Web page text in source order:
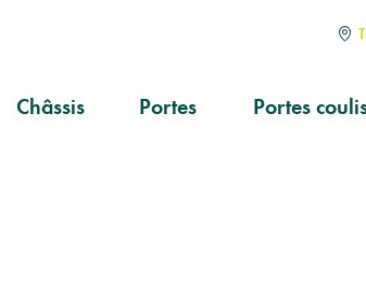
Header
Châssis Portes Portes